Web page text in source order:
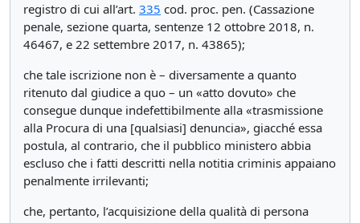
registro di cui all’art. 335 cod. proc. pen. (Cassazione
penale, sezione quarta, sentenze 12 ottobre 2018, n.
46467, e 22 settembre 2017, n. 43865);
che tale iscrizione non è – diversamente a quanto
ritenuto dal giudice a quo – un «atto dovuto» che
consegue dunque indefettibilmente alla «trasmissione
alla Procura di una [qualsiasi] denuncia», giacché essa
postula, al contrario, che il pubblico ministero abbia
escluso che i fatti descritti nella notitia criminis appaiano
penalmente irrilevanti;
che, pertanto, l’acquisizione della qualità di persona